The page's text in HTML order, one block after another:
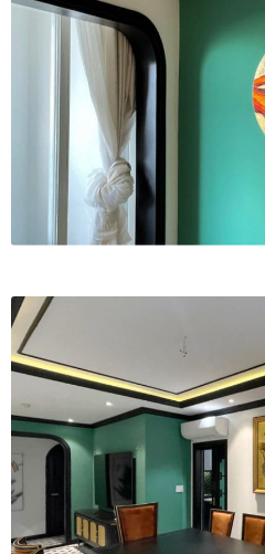
In tranh treo tường theo yêu cầu
Fine Art Giclée Printing
In ảnh theo yêu cầu
In tranh canvas theo yêu cầu
In tranh dán tường theo yêu
in tranh mica
Khung ảnh
Khung ảnh cưới
Khung tranh gỗ sồi